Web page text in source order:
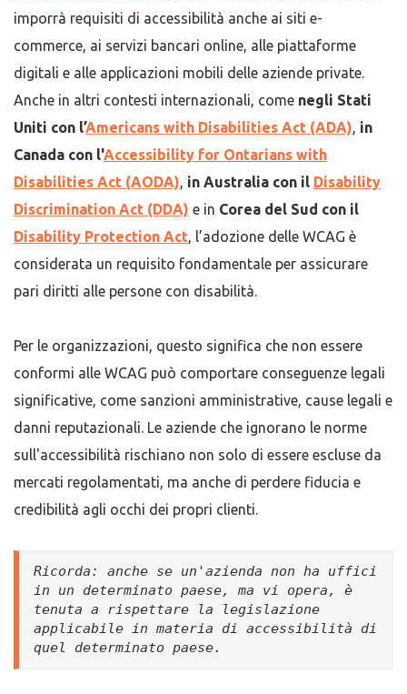
imporrà requisiti di accessibilità anche ai siti e-
commerce, ai servizi bancari online, alle piattaforme
digitali e alle applicazioni mobili delle aziende private.
Anche in altri contesti internazionali, come negli Stati
Uniti con l’Americans with Disabilities Act (ADA), in
Canada con l'Accessibility for Ontarians with
Disabilities Act (AODA), in Australia con il Disability
Discrimination Act (DDA) e in Corea del Sud con il
Disability Protection Act, l’adozione delle WCAG è
considerata un requisito fondamentale per assicurare
pari diritti alle persone con disabilità.
Per le organizzazioni, questo significa che non essere
conformi alle WCAG può comportare conseguenze legali
significative, come sanzioni amministrative, cause legali e
danni reputazionali. Le aziende che ignorano le norme
sull'accessibilità rischiano non solo di essere escluse da
mercati regolamentati, ma anche di perdere fiducia e
credibilità agli occhi dei propri clienti.
Ricorda: anche se un'azienda non ha uffici
in un determinato paese, ma vi opera, è
tenuta a rispettare la legislazione
applicabile in materia di accessibilità di
quel determinato paese.